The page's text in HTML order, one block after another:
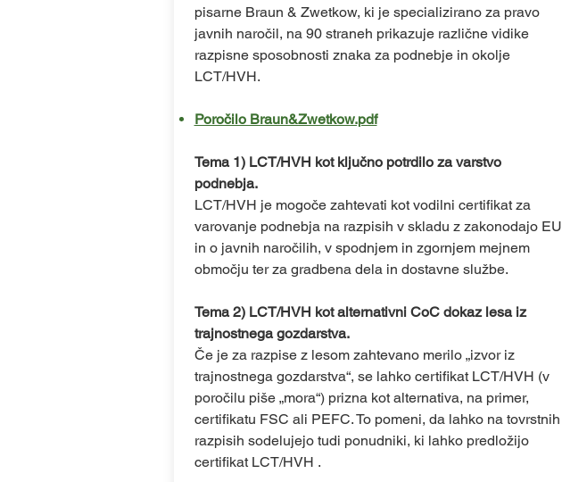
pisarne Braun & Zwetkow, ki je specializirano za pravo
javnih naročil, na 90 straneh prikazuje različne vidike
razpisne sposobnosti znaka za podnebje in okolje
LCT/HVH.
Poročilo Braun&Zwetkow.pdf
Tema 1) LCT/HVH kot ključno potrdilo za varstvo
podnebja.
LCT/HVH je mogoče zahtevati kot vodilni certifikat za
varovanje podnebja na razpisih v skladu z zakonodajo EU
in o javnih naročilih, v spodnjem in zgornjem mejnem
območju ter za gradbena dela in dostavne službe.
Tema 2) LCT/HVH kot alternativni CoC dokaz lesa iz
trajnostnega gozdarstva.
Če je za razpise z lesom zahtevano merilo „izvor iz
trajnostnega gozdarstva“, se lahko certifikat LCT/HVH (v
poročilu piše „mora“) prizna kot alternativa, na primer,
certifikatu FSC ali PEFC. To pomeni, da lahko na tovrstnih
razpisih sodelujejo tudi ponudniki, ki lahko predložijo
certifikat LCT/HVH .